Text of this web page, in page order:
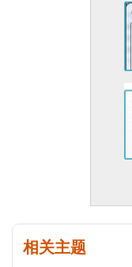
相关主题